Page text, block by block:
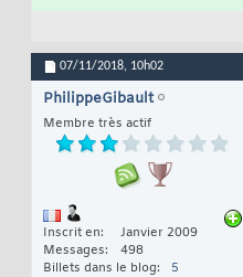
07/11/2018, 10h02
PhilippeGibault
Membre très actif
Inscrit en
Janvier 2009
Messages
498
Billets dans le blog
5